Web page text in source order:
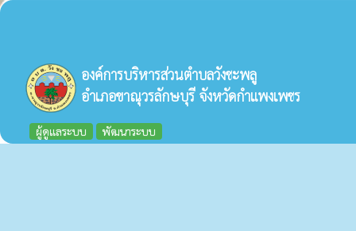
องค์การบริหารส่วนตำบลวังชะพลู
อำเภอขาณุวรลักษบุรี จังหวัดกำแพงเพชร
ผู้ดูแลระบบ พัฒนาระบบ